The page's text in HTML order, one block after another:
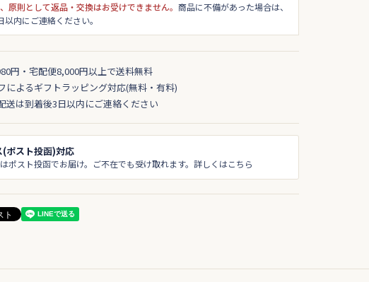
原則として返品・交換はお受けできません。 商品に不備があった場合は、
内にご連絡ください。
円・宅配便8,000円以上で送料無料
によるギフトラッピング対応(無料・有料)
送は到着後3日以内にご連絡ください
(ポスト投函)対応
ポスト投函でお届け。ご不在でも受け取れます。詳しくはこちら